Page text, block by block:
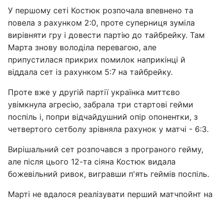
У першому сеті Костюк розпочала впевнено та
повела з рахунком 2:0, проте суперниця зуміла
вирівняти гру і довести партію до тайбрейку. Там
Марта знову володіла перевагою, але
припустилася прикрих помилок наприкінці й
віддала сет із рахунком 5:7 на тайбрейку.
Проте вже у другій партії українка миттєво
увімкнула агресію, забрала три стартові гейми
поспіль і, попри відчайдушний опір опонентки, з
четвертого сетболу зрівняла рахунок у матчі - 6:3.
Вирішальний сет розпочався з програного гейму,
але після цього 12-та сіяна Костюк видала
божевільний ривок, вигравши п'ять геймів поспіль.
Марті не вдалося реалізувати перший матчпойнт на